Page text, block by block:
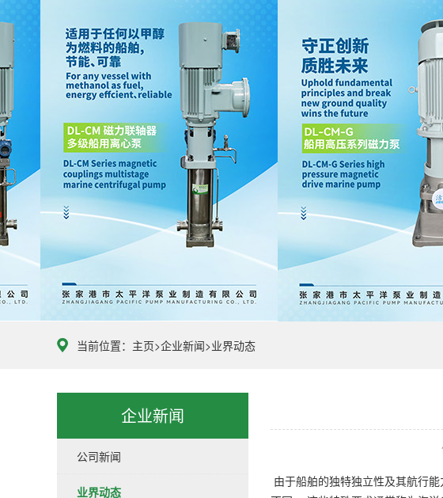
当前位置： 主页>企业新闻>业界动态
企业新闻
公司新闻
业界动态
由于船舶的独特独立性及其航行